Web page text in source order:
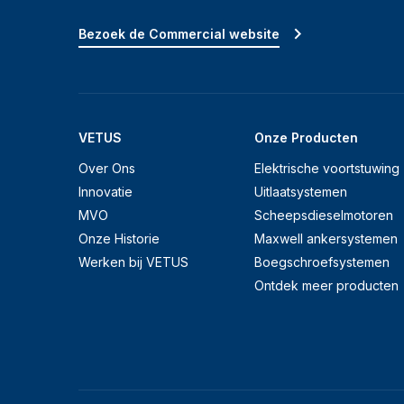
VETUS
Over Ons
Innovatie
MVO
Onze Historie
Werken bij VETUS
Onze Producten
Elektrische voortstuwing
Uitlaatsystemen
Scheepsdieselmotoren
Maxwell ankersystemen
Boegschroefsystemen
Ontdek meer producten
Bezoek de Commercial website